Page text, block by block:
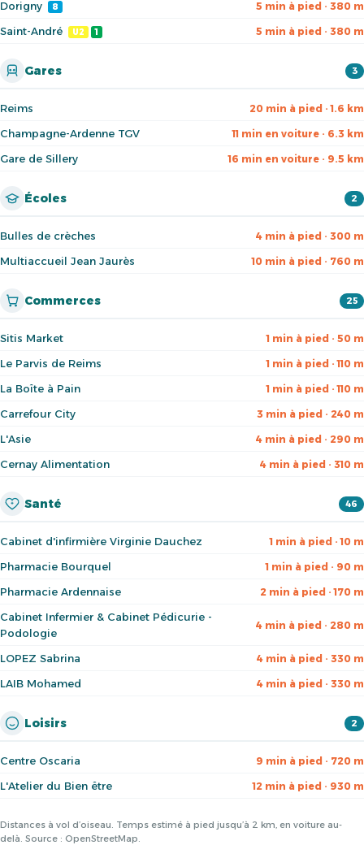
Dorigny 8 5 min à pied · 380 m
Saint-André U2 1 5 min à pied · 380 m
Gares 3
Reims 20 min à pied · 1.6 km
Champagne-Ardenne TGV 11 min en voiture · 6.3 km
Gare de Sillery 16 min en voiture · 9.5 km
Écoles 2
Bulles de crèches 4 min à pied · 300 m
Multiaccueil Jean Jaurès 10 min à pied · 760 m
Commerces 25
Sitis Market 1 min à pied · 50 m
Le Parvis de Reims 1 min à pied · 110 m
La Boîte à Pain 1 min à pied · 110 m
Carrefour City 3 min à pied · 240 m
L'Asie 4 min à pied · 290 m
Cernay Alimentation 4 min à pied · 310 m
Santé 46
Cabinet d'infirmière Virginie Dauchez 1 min à pied · 10 m
Pharmacie Bourquel 1 min à pied · 90 m
Pharmacie Ardennaise 2 min à pied · 170 m
Cabinet Infermier & Cabinet Pédicurie -
Podologie
4 min à pied · 280 m
LOPEZ Sabrina 4 min à pied · 330 m
LAIB Mohamed 4 min à pied · 330 m
Loisirs 2
Centre Oscaria 9 min à pied · 720 m
L'Atelier du Bien être 12 min à pied · 930 m
Distances à vol d’oiseau. Temps estimé à pied jusqu’à 2 km, en voiture au-
delà. Source : OpenStreetMap.